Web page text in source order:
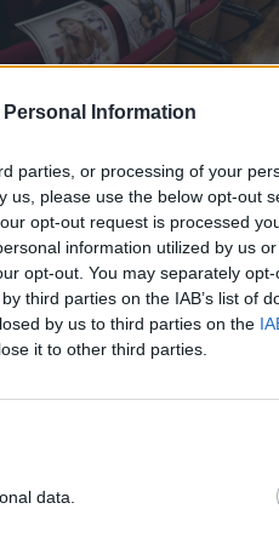
Information
parties, or processing of your
us, please use the below opt-out
opt-out request is processed
information utilized by us
opt-out. You may separately
third parties on the IAB’s list of
by us to third parties on the
it to other third parties.
data.
ΕΛΛΑΔΑ
την εισήγησή του
ποινές
02/2024 - 14:46